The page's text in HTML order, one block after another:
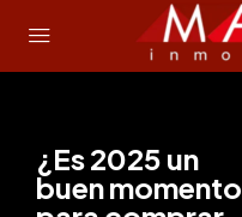
¿Es 2025 un
buen momento